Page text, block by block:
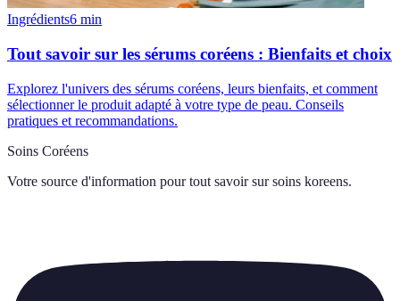
Ingrédients6 min
Tout savoir sur les sérums coréens : Bienfaits et choix
Explorez l'univers des sérums coréens, leurs bienfaits, et comment
sélectionner le produit adapté à votre type de peau. Conseils
pratiques et recommandations.
Soins Coréens
Votre source d'information pour tout savoir sur soins koreens.